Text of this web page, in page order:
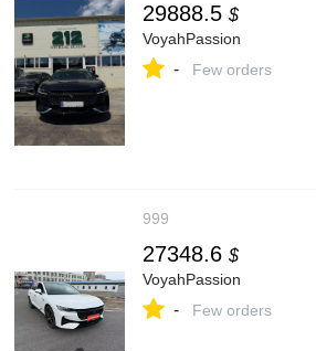
29888.5 $
VoyahPassion
- Few orders
999
27348.6 $
VoyahPassion
- Few orders